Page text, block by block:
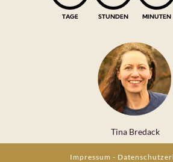
TAGE STUNDEN MINUTEN
Tina Bredack
Impressum -